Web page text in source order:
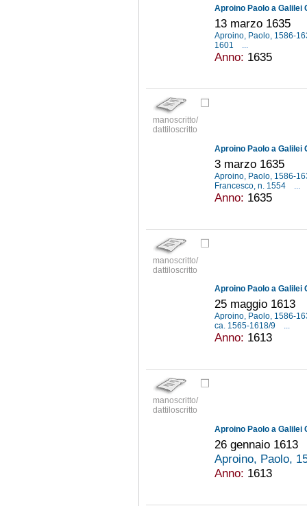
Aproino Paolo a Galilei
13 marzo 1635
Aproino, Paolo, 1586-
1601
Anno: 1635
manoscritto/
dattiloscritto
Aproino Paolo a Galilei
3 marzo 1635
Aproino, Paolo, 1586-
Francesco, n. 1554
Anno: 1635
manoscritto/
dattiloscritto
Aproino Paolo a Galilei
25 maggio 1613
Aproino, Paolo, 1586-
ca. 1565-1618/9
...
Anno: 1613
manoscritto/
dattiloscritto
Aproino Paolo a Galilei
26 gennaio 1613
Aproino, Paolo,
Anno: 1613